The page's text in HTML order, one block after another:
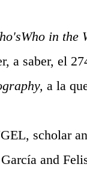
in the
a saber, el
a la
scholar
and